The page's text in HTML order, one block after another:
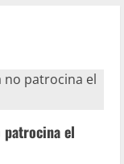
patrocina el